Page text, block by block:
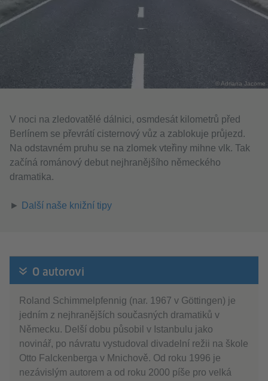
© Adriana Jacome
V noci na zledovatělé dálnici, osmdesát kilometrů před
Berlínem se převrátí cisternový vůz a zablokuje průjezd.
Na odstavném pruhu se na zlomek vteřiny mihne vlk. Tak
začíná románový debut nejhranějšího německého
dramatika.
► Další naše knižní tipy
O autorovi
Roland Schimmelpfennig (nar. 1967 v Göttingen) je
jedním z nejhranějších současných dramatiků v
Německu. Delší dobu působil v Istanbulu jako
novinář, po návratu vystudoval divadelní režii na škole
Otto Falckenberga v Mnichově. Od roku 1996 je
nezávislým autorem a od roku 2000 píše pro velká